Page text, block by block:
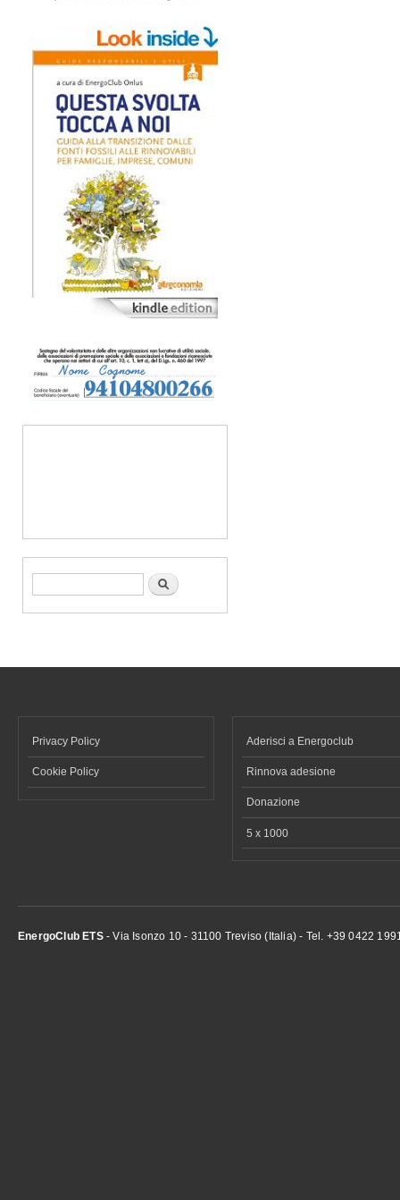
Form di ricerca Cerca
Privacy Policy
Cookie Policy
Aderisci a Energoclub
Rinnova adesione
Donazione
5 x 1000
EnergoClub ETS- Via Isonzo 10 - 31100 Treviso (Italia) - Tel. +39 0422